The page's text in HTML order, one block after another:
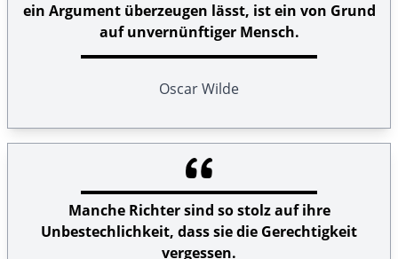
ein Argument überzeugen lässt, ist ein von Grund
auf unvernünftiger Mensch.
Oscar Wilde
Manche Richter sind so stolz auf ihre
Unbestechlichkeit, dass sie die Gerechtigkeit
vergessen.